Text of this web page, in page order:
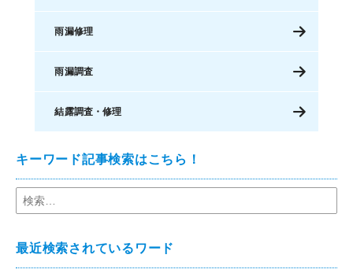
雨漏修理
雨漏調査
結露調査・修理
キーワード記事検索はこちら！
最近検索されているワード